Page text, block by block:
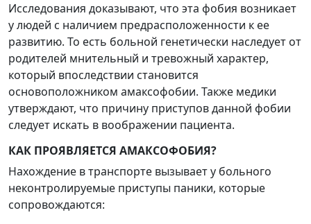
Исследования доказывают, что эта фобия возникает
у людей с наличием предрасположенности к ее
развитию. То есть больной генетически наследует от
родителей мнительный и тревожный характер,
который впоследствии становится
основоположником амаксофобии. Также медики
утверждают, что причину приступов данной фобии
следует искать в воображении пациента.
КАК ПРОЯВЛЯЕТСЯ АМАКСОФОБИЯ?
Нахождение в транспорте вызывает у больного
неконтролируемые приступы паники, которые
сопровождаются: